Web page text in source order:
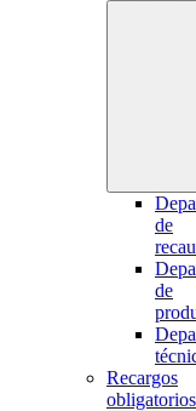
de
de
Recargos
obligatorios